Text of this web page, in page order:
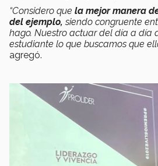
“Considero que la mejor manera
del ejemplo, siendo congruente
hago. Nuestro actuar del día a día
estudiante lo que buscamos que
agregó.